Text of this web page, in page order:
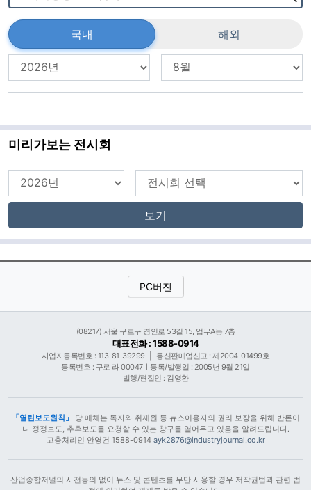
국내 해외
미리가보는 전시회
보기
PC버젼
(08217) 서울 구로구 경인로 53길 15, 업무A동 7층
대표전화 : 1588-0914
사업자등록번호 : 113-81-39299
통신판매업신고 : 제2004-01499호
등록번호 : 구로 라 00047ㅣ등록/발행일 : 2005년 9월 21일
발행/편집인 : 김영환
「열린보도원칙」
당 매체는 독자와 취재원 등 뉴스이용자의 권리 보장을 위해 반론이
나 정정보도, 추후보도를 요청할 수 있는 창구를 열어두고 있음을 알려드립니다.
고충처리인 안영건 1588-0914 ayk2876@industryjournal.co.kr
산업종합저널의 사전동의 없이 뉴스 및 콘텐츠를 무단 사용할 경우 저작권법과 관련 법